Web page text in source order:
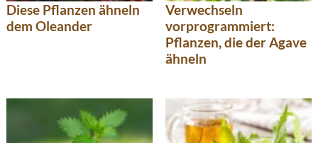
Diese Pflanzen ähneln
dem Oleander
Verwechseln
vorprogrammiert:
Pflanzen, die der Agave
ähneln